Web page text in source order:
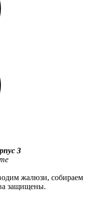
3
жалюзи, собираем
защищены.